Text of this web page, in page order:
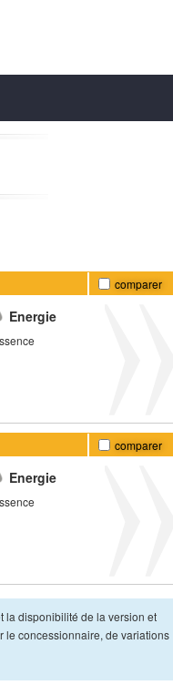
comparer
Energie
comparer
Energie
la disponibilité de la version et
le concessionnaire, de variations